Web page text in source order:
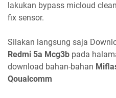
lakukan bypass micloud
fix sensor.
Silakan langsung saja
Redmi 5a Mcg3b pada
download bahan-bahan
Qoualcomm